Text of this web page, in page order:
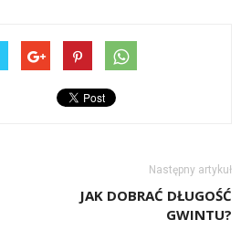
Następny artykuł
JAK DOBRAĆ DŁUGOŚĆ
GWINTU?